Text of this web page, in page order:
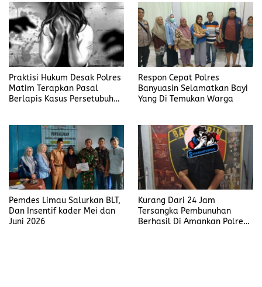
Praktisi Hukum Desak Polres
Matim Terapkan Pasal
Berlapis Kasus Persetubuhan
Respon Cepat Polres
Banyuasin Selamatkan Bayi
Yang Di Temukan Warga
Pemdes Limau Salurkan BLT,
Dan Insentif kader Mei dan
Juni 2026
Kurang Dari 24 Jam
Tersangka Pembunuhan
Berhasil Di Amankan Polres